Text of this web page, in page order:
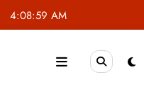
4:08:59 AM